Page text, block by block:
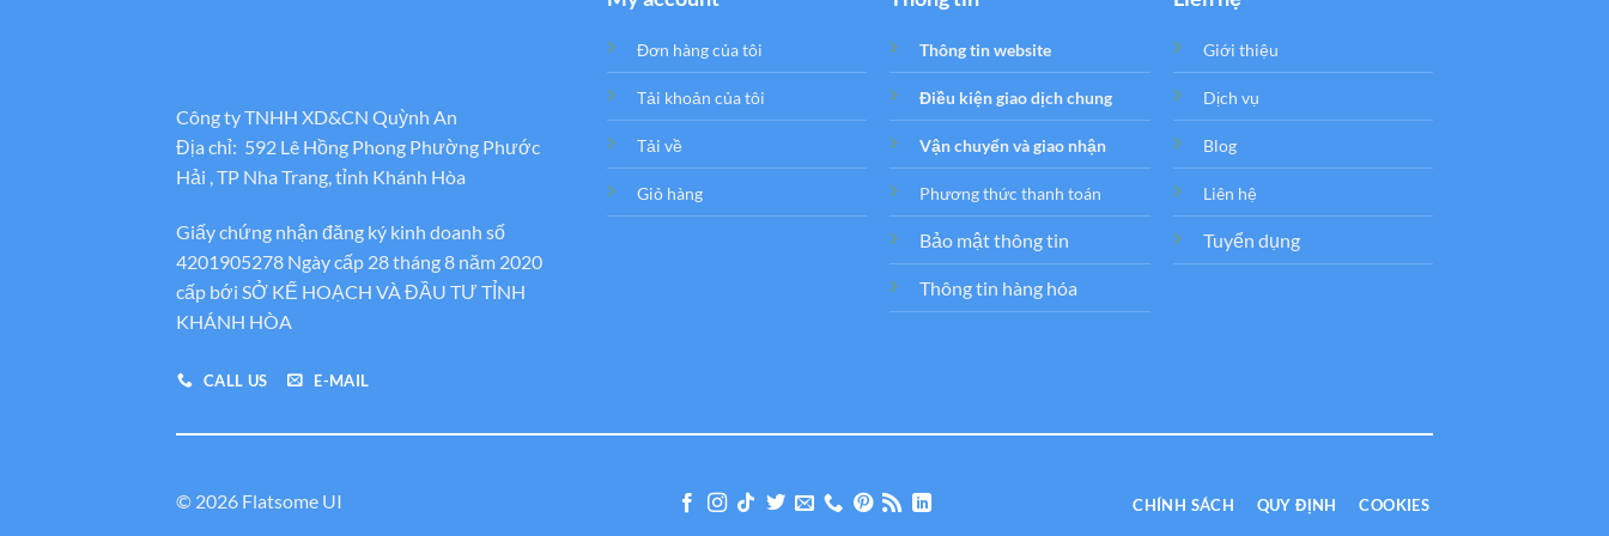
Công ty TNHH XD&CN Quỳnh An
Địa chỉ: 592 Lê Hồng Phong Phường Phước
Hải , TP Nha Trang, tỉnh Khánh Hòa
Giấy chứng nhận đăng ký kinh doanh số
4201905278 Ngày cấp 28 tháng 8 năm 2020
cấp bới SỞ KẾ HOẠCH VÀ ĐẦU TƯ TỈNH
KHÁNH HÒA
CALL US E-MAIL
Đơn hàng của tôi
Tải khoản của tôi
Tải về
Giỏ hàng
Thông tin website
Điều kiện giao dịch chung
Vận chuyển và giao nhận
Phương thức thanh toán
Bảo mật thông tin
Thông tin hàng hóa
Giới thiệu
Dịch vụ
Blog
Liên hệ
Tuyển dụng
© 2026 Flatsome UI CHÍNH SÁCH QUY ĐỊNH COOKIES